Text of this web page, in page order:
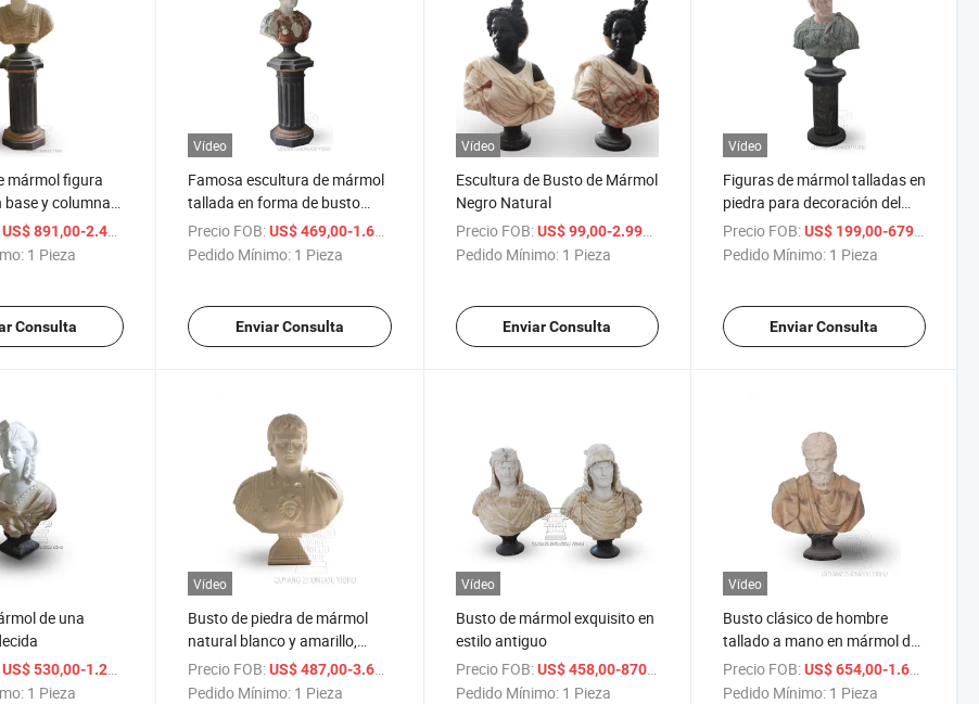
mármol figura
y columna
del hogar
US$ 891,00-2.487,00
/ Pieza
1 Pieza
Consulta
Vídeo
Famosa escultura de mármol
tallada en forma de busto
decorativo para el hogar
Precio FOB: US$ 469,00-1.687,00
/ Pieza
Pedido Mínimo: 1 Pieza
Enviar Consulta
Vídeo
Escultura de Busto de Mármol
Negro Natural
Precio FOB: US$ 99,00-2.999,00
Pedido Mínimo: 1 Pieza
Enviar Consulta
Vídeo
Figuras de mármol talladas en
piedra para decoración del
hogar al por mayor en venta
Precio FOB: US$ 199,00-679,00
Pedido Mínimo: 1 Pieza
Enviar Consulta
de una
US$ 530,00-1.220,00
/ Pieza
1 Pieza
Vídeo
Busto de piedra de mármol
natural blanco y amarillo,
cabeza clásica de hombre
Precio FOB: US$ 487,00-3.698,00
/ Pieza
Pedido Mínimo: 1 Pieza
Vídeo
Busto de mármol exquisito en
estilo antiguo
Precio FOB: US$ 458,00-870,00
Pedido Mínimo: 1 Pieza
Vídeo
Busto clásico de hombre
tallado a mano en mármol de
colores mezclados
Precio FOB: US$ 654,00-1.680,00
Pedido Mínimo: 1 Pieza